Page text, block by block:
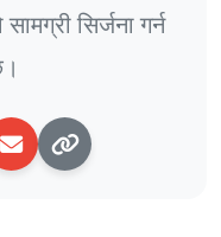
सिर्जना गर्न